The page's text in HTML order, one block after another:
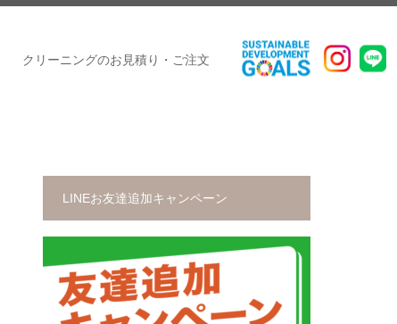
クリーニングのお見積り・ご注文
LINEお友達追加キャンペーン